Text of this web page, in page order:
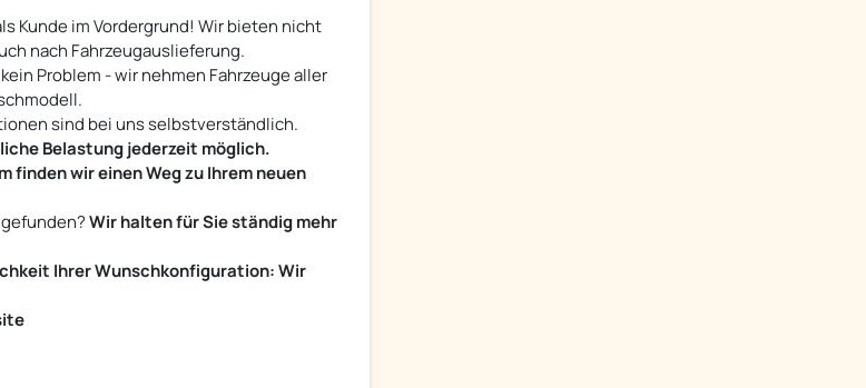
Kunde im Vordergrund! Wir bieten nicht
nach Fahrzeugauslieferung.
Problem - wir nehmen Fahrzeuge aller
sind bei uns selbstverständlich.
Belastung jederzeit möglich.
finden wir einen Weg zu Ihrem neuen
Wir halten für Sie ständig mehr
Ihrer Wunschkonfiguration: Wir